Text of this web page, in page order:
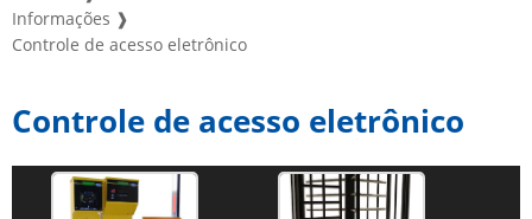
Informações ❱
Controle de acesso eletrônico
Controle de acesso eletrônico